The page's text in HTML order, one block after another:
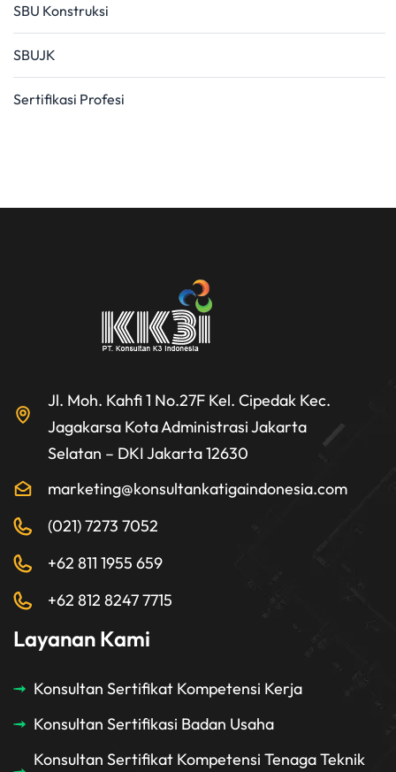
SBU Konstruksi
SBUJK
Sertifikasi Profesi
Jl. Moh. Kahfi 1 No.27F Kel. Cipedak Kec.
Jagakarsa Kota Administrasi Jakarta
Selatan – DKI Jakarta 12630
marketing@konsultankatigaindonesia.com
(021) 7273 7052
+62 811 1955 659
+62 812 8247 7715
Layanan Kami
Konsultan Sertifikat Kompetensi Kerja
Konsultan Sertifikasi Badan Usaha
Konsultan Sertifikat Kompetensi Tenaga Teknik